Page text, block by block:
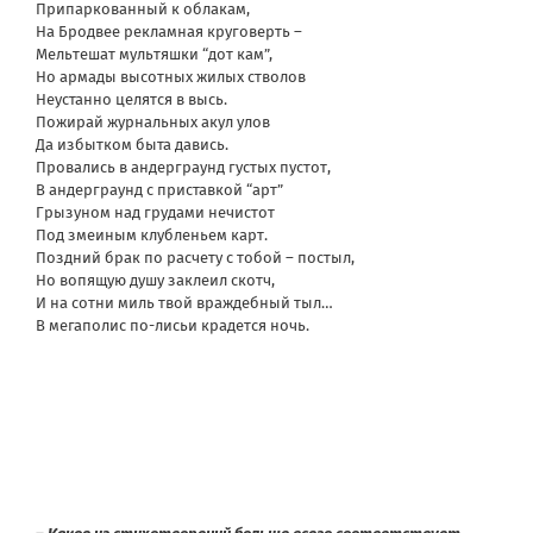
Припаркованный к облакам,
На Бродвее рекламная круговерть –
Мельтешат мультяшки “дот кам”,
Но армады высотных жилых стволов
Неустанно целятся в высь.
Пожирай журнальных акул улов
Да избытком быта давись.
Провались в андерграунд густых пустот,
В андерграунд с приставкой “арт”
Грызуном над грудами нечистот
Под змеиным клубленьем карт.
Поздний брак по расчету с тобой – постыл,
Но вопящую душу заклеил скотч,
И на сотни миль твой враждебный тыл…
В мегаполис по-лисьи крадется ночь.